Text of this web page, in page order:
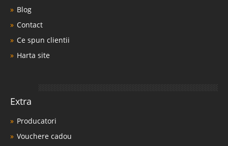
Blog
Contact
Ce spun clientii
Harta site
Extra
Producatori
Vouchere cadou